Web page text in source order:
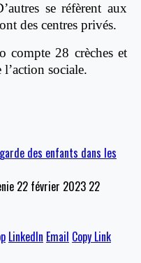
se réfèrent aux
des centres privés.
compte 28 crèches et
sociale.
garde des enfants dans les
22 février 2023 22
LinkedIn Email Copy Link